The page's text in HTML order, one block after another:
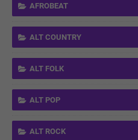
AFROBEAT
ALT COUNTRY
ALT FOLK
ALT POP
ALT ROCK